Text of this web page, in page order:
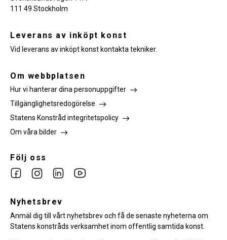
111 49 Stockholm
Leverans av inköpt konst
Vid leverans av inköpt konst kontakta tekniker.
Om webbplatsen
Hur vi hanterar dina personuppgifter
Tillgänglighetsredogörelse
Statens Konstråd integritetspolicy
Om våra bilder
Följ oss
facebookinstagramLinkedin
Nyhetsbrev
Anmäl dig till vårt nyhetsbrev och få de senaste nyheterna om
Statens konstråds verksamhet inom offentlig samtida konst.